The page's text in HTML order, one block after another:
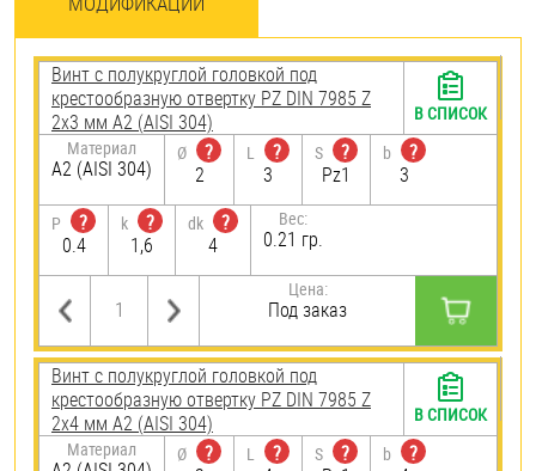
Винт с полукруглой головкой под
крестообразную отвертку PZ DIN 7985 Z
2х3 мм А2 (AISI 304)
Материал
А2 (AISI 304)
Ø
?
2
L
?
3
S
?
Pz1
b
?
3
P
?
0.4
k
?
1,6
dk
?
4
Вес:
0.21 гр.
Цена:
Под заказ
В СПИСОК
Винт с полукруглой головкой под
крестообразную отвертку PZ DIN 7985 Z
2х4 мм А2 (AISI 304)
Материал Ø
?
L
?
S
?
b
?
В СПИСОК